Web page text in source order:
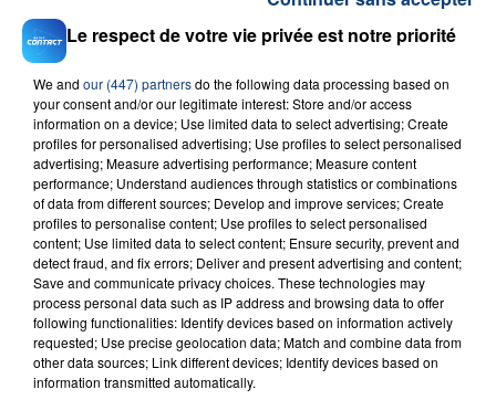
Be My Valentine
THEODORA
RADIO CONTACT
Le respect de votre vie privée est notre priorité
We and our (447) partnersdo the following data processing based on
your consent and/or our legitimate interest: Store and/or access
information on a device; Use limited data to select advertising; Create
profiles for personalised advertising; Use profiles to select personalised
advertising; Measure advertising performance; Measure content
performance; Understand audiences through statistics or combinations
of data from different sources; Develop and improve services; Create
profiles to personalise content; Use profiles to select personalised
content; Use limited data to select content; Ensure security, prevent and
detect fraud, and fix errors; Deliver and present advertising and content;
Save and communicate privacy choices. These technologies may
process personal data such as IP address and browsing data to offer
following functionalities: Identify devices based on information actively
requested; Use precise geolocation data; Match and combine data from
other data sources; Link different devices; Identify devices based on
information transmitted automatically.